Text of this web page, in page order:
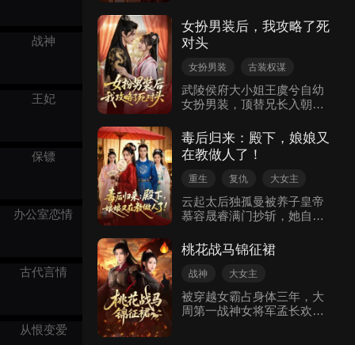
战神
王妃
保镖
办公室恋情
古代言情
从恨变爱
谁知前世亲手送她上路的雍
王谢俶，这辈子竟第一个登
门，不仅替她手撕绿茶庶
妹、智斗黑心太子，还次次
宫宴反杀到沙场点兵，他默
默为她扫清一切障碍。直到
惊觉——她的重生，是他用
余生功德换来的。这一世，
虐渣夺权是假，他蓄谋已久
的深情，才是真。
女扮男装后，我攻略了死
对头
女扮男装
古装权谋
复仇
逆袭 古代言情
武陵侯府大小姐王虞兮自幼
女扮男装，顶替兄长入朝。
害，被迫与死对头永安王魏
宁联手。二人从相互算计到
并肩作战，一同追查王氏三
房灭门惨案与十二年前王虞
茧后发现，幕后黑手竟是魏
太后勾结外敌所为。王虞兮
王、大元玉氏等仇敌，最终
在魏宁相助下诛杀魏太后，
为父母与二十万王家军昭
雪。尘埃落定后，魏宁登基
为帝，履行先帝婚约迎娶王
虞兮。天下太平，二人育有
毒后归来：殿下，娘娘又
在教做人了！
重生 复仇
大女主
甜宠
古装权谋
云起太后独孤曼被养子皇帝
慕容晟睿满门抄斩，她自焚
女萧曼。前世血仇未报，今
生府中暗流汹涌：祖母偏
心、姨娘庶妹轮番陷害，她
差阳错与秦王南宫煜结缘
后，她发现对方正是天机阁
桃花战马锦征裙
战神
大女主
破镜重圆
古装权谋
古代言情
被穿越女霸占身体三年，大
周第一战神女将军孟长欢再